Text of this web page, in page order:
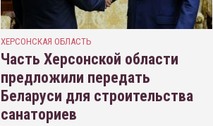
ХЕРСОНСКАЯ ОБЛАСТЬ
Часть Херсонской области
предложили передать
Беларуси для строительства
санаториев